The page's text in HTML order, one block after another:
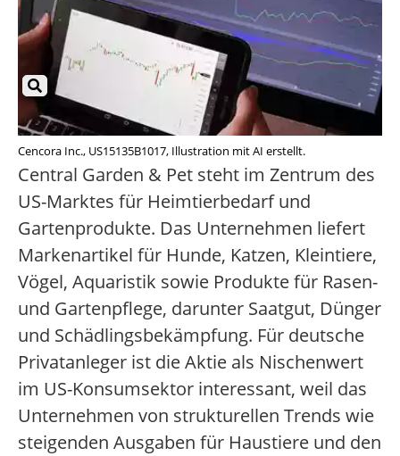
Cencora Inc., US15135B1017, Illustration mit AI erstellt.
Central Garden & Pet steht im Zentrum des
US-Marktes für Heimtierbedarf und
Gartenprodukte. Das Unternehmen liefert
Markenartikel für Hunde, Katzen, Kleintiere,
Vögel, Aquaristik sowie Produkte für Rasen-
und Gartenpflege, darunter Saatgut, Dünger
und Schädlingsbekämpfung. Für deutsche
Privatanleger ist die Aktie als Nischenwert
im US-Konsumsektor interessant, weil das
Unternehmen von strukturellen Trends wie
steigenden Ausgaben für Haustiere und den